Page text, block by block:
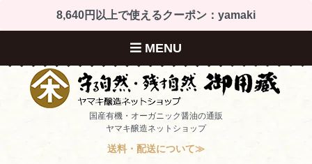
8,640円以上で使えるクーポン：yamaki
MENU
国産有機・オーガニック醤油の通販
ヤマキ醸造ネットショップ
送料・配送について≫